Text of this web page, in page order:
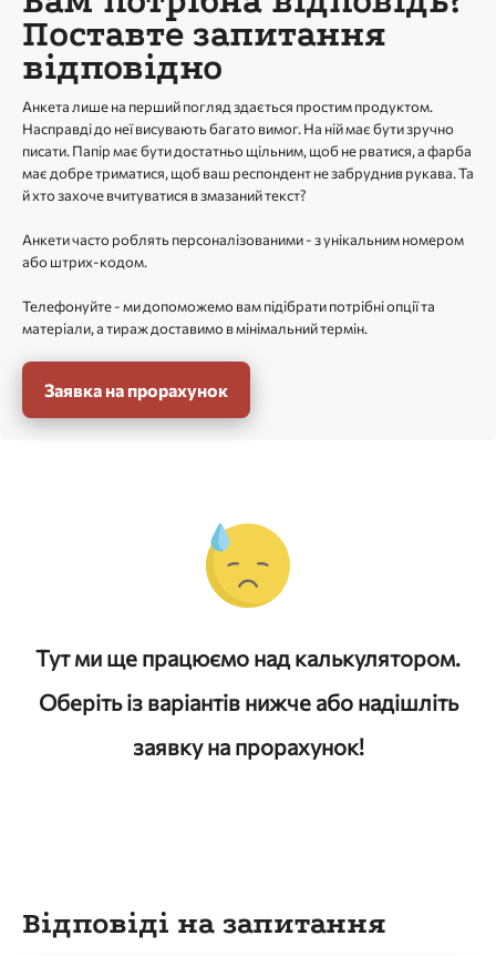
Поставте запитання
відповідно
Анкета лише на перший погляд здається простим продуктом.
Насправді до неї висувають багато вимог. На ній має бути зручно
писати. Папір має бути достатньо щільним, щоб не рватися, а фарба
має добре триматися, щоб ваш респондент не забруднив рукава. Та
й хто захоче вчитуватися в змазаний текст?
Анкети часто роблять персоналізованими - з унікальним номером
або штрих-кодом.
Телефонуйте - ми допоможемо вам підібрати потрібні опції та
матеріали, а тираж доставимо в мінімальний термін.
Заявка на прорахунок
Тут ми ще працюємо над калькулятором.
Оберіть із варіантів нижче або надішліть
заявку на прорахунок!
Відповіді на запитання